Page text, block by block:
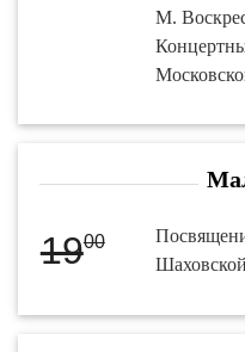
М.
1900